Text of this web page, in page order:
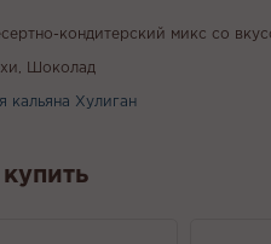
кондитерский микс со
Шоколад
кальяна Хулиган